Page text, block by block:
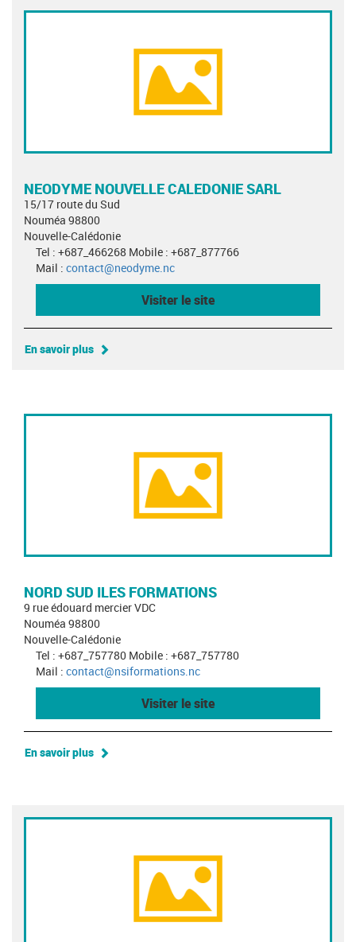
NEODYME NOUVELLE CALEDONIE SARL
15/17 route du Sud
Nouméa 98800
Nouvelle-Calédonie
Tel : +687_466268 Mobile : +687_877766
Mail : contact@neodyme.nc
Visiter le site
En savoir plus
NORD SUD ILES FORMATIONS
9 rue édouard mercier VDC
Nouméa 98800
Nouvelle-Calédonie
Tel : +687_757780 Mobile : +687_757780
Mail : contact@nsiformations.nc
Visiter le site
En savoir plus